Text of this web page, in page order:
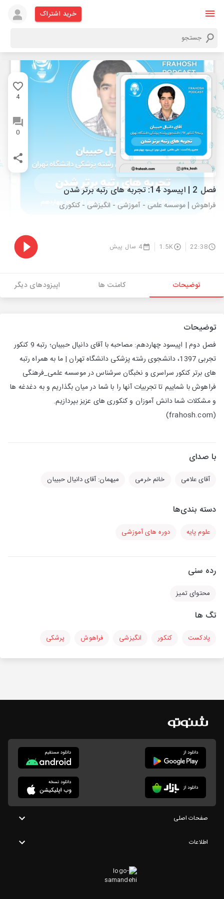
خرید اشتراک
4
0
فصل 2 | اپیسود 14: تجربه های رتبه برتر شدن
فراهوش | موسسه علمی - آموزشی - انگیزشی - کنکوری
22:38
1.5K 4 سال پیش
توضیحات کامنت ها اپیزودهای دیگر
توضیحات
فصل دوم | اپیسود چهاردهم: مصاحبه با آقای دانیال حبیبان؛ رتبه 9 کنکور
تجربی 1397، دانشجوی رشته پزشکی دانشگاه تهران | ما به همراه رتبه
های برتر کنکور سراسری و نخبگان سرشناس در موسسه علمی_فرهنگی
فراهوش با شماییم تا تجربیات آنها را با شما در میان بگذاریم و به دغدغه ها
و مشکلات شما دانش آموزان و کنکوری های عزیز بپردازیم.
(frahosh.com)
با صدای
آقای علامی خانم خرمی میهمان: آقای دانیال حبیبان
دسته بندی‌ها
علوم پایه دوره های آموزشی
رده سنی
محتوای تمیز
تگ ها
پادکست کنکور انگیزشی فراهوش پرشکی
صفحات اصلی
اطلاعات